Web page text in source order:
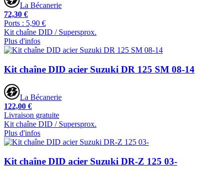
La Bécanerie
72,30 €
Ports : 5,90 €
Kit chaîne DID / Supersprox.
Plus d'infos
Kit chaîne DID acier Suzuki DR 125 SM 08-14
La Bécanerie
122,00 €
Livraison gratuite
Kit chaîne DID / Supersprox.
Plus d'infos
Kit chaîne DID acier Suzuki DR-Z 125 03-